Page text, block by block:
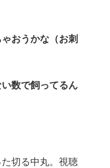
おうかな（お刺
数で飼ってるん
切る中丸。視聴